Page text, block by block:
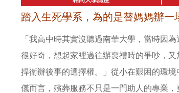
踏入生死學系，為的是替媽媽辦一
「我高中時其實沒聽過南華大學，當時因
很好奇，想起家裡過往辦喪禮時的爭吵，
捍衛辦後事的選擇權。」從小在艱困的環
儀而言，殯葬服務不只是一門助人的專業